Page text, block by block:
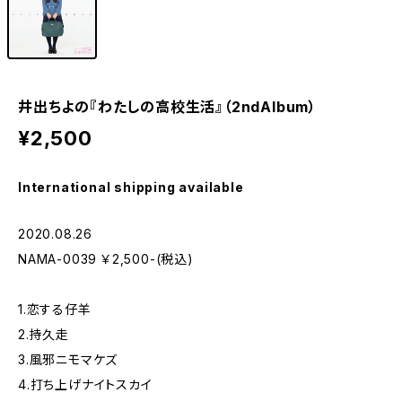
井出ちよの『わたしの高校生活』（2ndAlbum）
¥2,500
International shipping available
2020.08.26
NAMA-0039 ￥2,500-(税込)
1.恋する仔羊
2.持久走
3.風邪ニモマケズ
4.打ち上げナイトスカイ